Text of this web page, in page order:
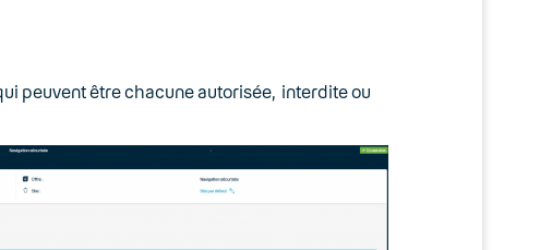
peuvent être chacune autorisée, interdite ou